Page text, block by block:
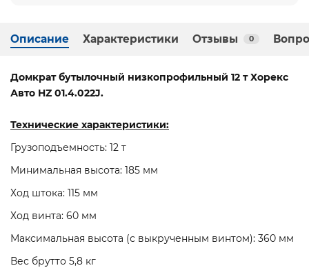
Описание Характеристики Отзывы 0
Домкрат бутылочный низкопрофильный 12 т Хорекс
Авто HZ 01.4.022J.
Технические характеристики:
Грузоподъемность: 12 т
Минимальная высота: 185 мм
Ход штока: 115 мм
Ход винта: 60 мм
Максимальная высота (с выкрученным винтом): 360 мм
Вес брутто 5,8 кг